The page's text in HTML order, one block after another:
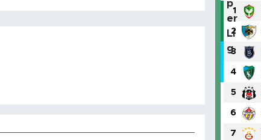
1
2
3
4
5
6
7